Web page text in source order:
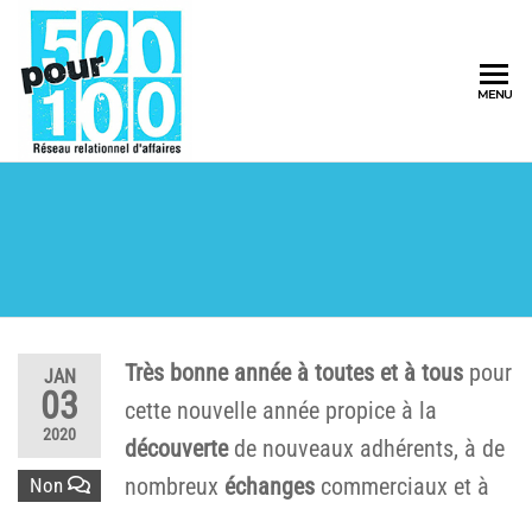
MENU
JAN
03
2020
Non
Très bonne année à toutes et à tous pour
cette nouvelle année propice à la
découvertede nouveaux adhérents, à de
nombreux échanges commerciaux et à